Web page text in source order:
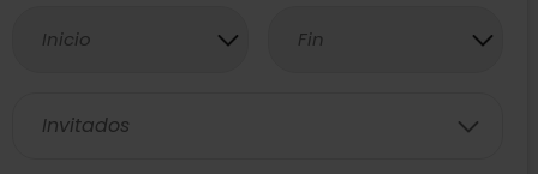
Inicio Fin
Invitados